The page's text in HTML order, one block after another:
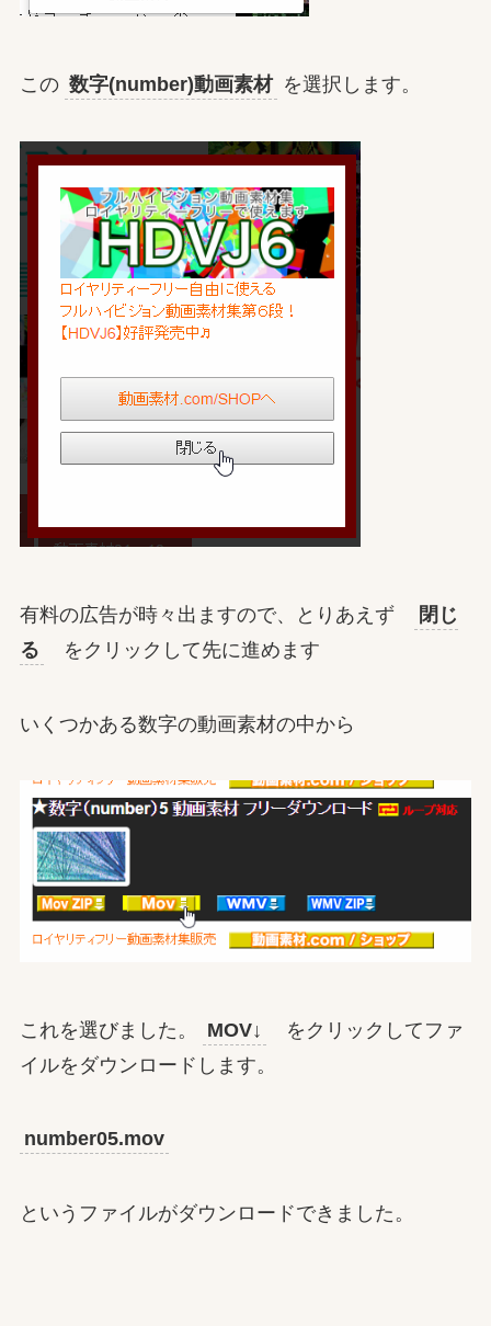
この 数字(number)動画素材 を選択します。
有料の広告が時々出ますので、とりあえず
閉じ
る
をクリックして先に進めます
いくつかある数字の動画素材の中から
これを選びました。 MOV↓
をクリックしてファ
イルをダウンロードします。
number05.mov
というファイルがダウンロードできました。